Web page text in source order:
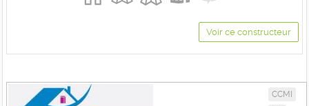
Voir ce constructeur
CCMI